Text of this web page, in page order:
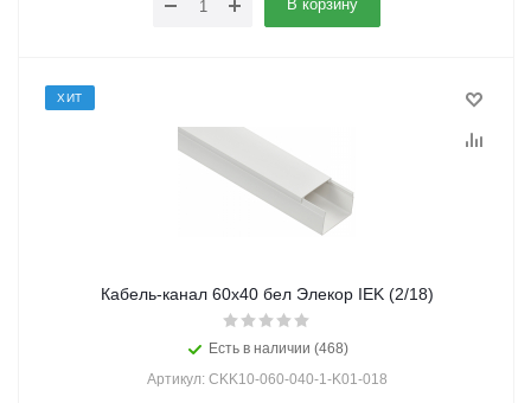
В корзину
ХИТ
Кабель-канал 60х40 бел Элекор IEK (2/18)
Есть в наличии (468)
Артикул: CKK10-060-040-1-K01-018